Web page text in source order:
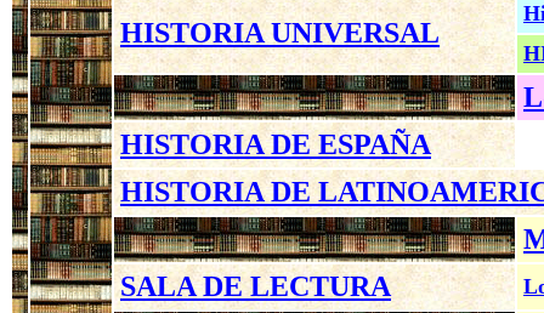
HISTORIA UNIVERSAL
HISTORIA DE ESPAÑA
HISTORIA DE
SALA DE LECTURA